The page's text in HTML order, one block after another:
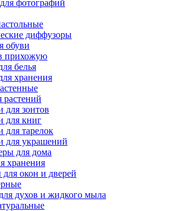
фотографий
диффузоры
обуви
прихожую
белья
хранения
растений
для зонтов
для книг
для тарелок
для украшений
для дома
хранения
окон и дверей
духов и жидкого мыла